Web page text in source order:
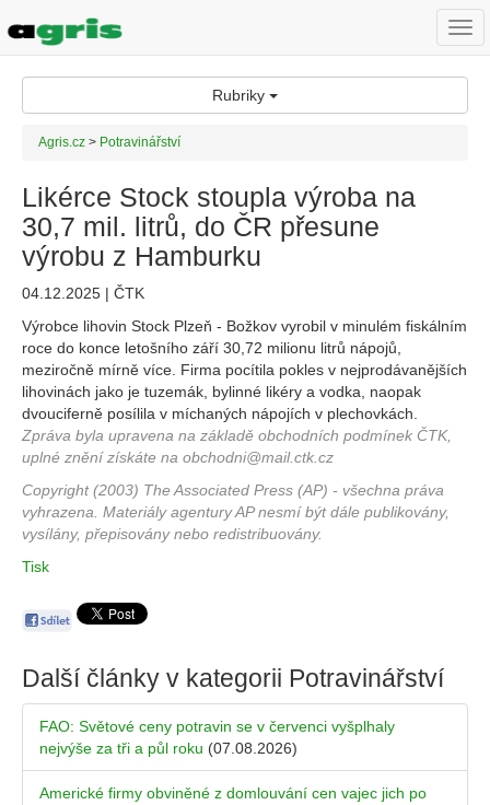
Rubriky
Agris.cz > Potravinářství
Likérce Stock stoupla výroba na
30,7 mil. litrů, do ČR přesune
výrobu z Hamburku
04.12.2025 | ČTK
Výrobce lihovin Stock Plzeň - Božkov vyrobil v minulém fiskálním
roce do konce letošního září 30,72 milionu litrů nápojů,
meziročně mírně více. Firma pocítila pokles v nejprodávanějších
lihovinách jako je tuzemák, bylinné likéry a vodka, naopak
dvouciferně posílila v míchaných nápojích v plechovkách.
Zpráva byla upravena na základě obchodních podmínek ČTK,
uplné znění získáte na obchodni@mail.ctk.cz
Copyright (2003) The Associated Press (AP) - všechna práva
vyhrazena. Materiály agentury AP nesmí být dále publikovány,
vysílány, přepisovány nebo redistribuovány.
Tisk
Další články v kategorii Potravinářství
FAO: Světové ceny potravin se v červenci vyšplhaly
nejvýše za tři a půl roku (07.08.2026)
Americké firmy obviněné z domlouvání cen vajec jich po